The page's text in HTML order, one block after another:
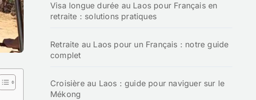
Visa longue durée au Laos pour Français en
retraite : solutions pratiques
Retraite au Laos pour un Français : notre guide
complet
Croisière au Laos : guide pour naviguer sur le
Mékong